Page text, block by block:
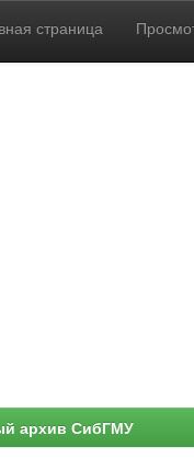
страница
архив СибГМУ